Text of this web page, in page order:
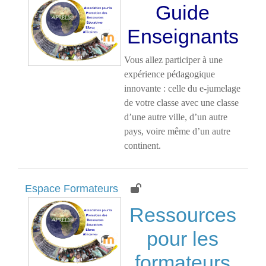
Guide
Enseignants
Vous allez participer à une
expérience pédagogique
innovante : celle du e-jumelage
de votre classe avec une classe
d’une autre ville, d’un autre
pays, voire même d’un autre
continent.
Espace Formateurs
Ressources
pour les